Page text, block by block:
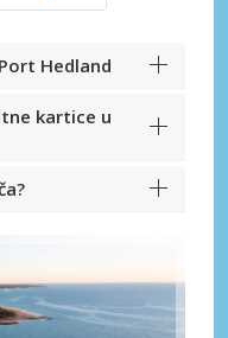
Hedland
kartice u